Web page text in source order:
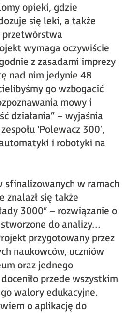
opieki, gdzie
się leki, a także
przetwórstwa
wymaga oczywiście
z zasadami imprezy
nad nim jedynie 48
go wzbogacić
mowy i
działania” – wyjaśnia
'Polewacz 300′,
i robotyki na
sfinalizowanych w ramach
znalazł się także
3000″ – rozwiązanie o
do analizy…
przygotowany przez
naukowców, uczniów
oraz jednego
przede wszystkim
walory edukacyjne.
o aplikację do